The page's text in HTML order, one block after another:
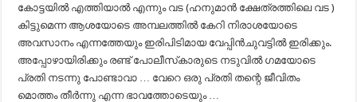
കോട്ടയിൽ എത്തിയാൽ എന്നും വട (ഹനുമാൻ ക്ഷേത്രത്തിലെ വട )
കിട്ടുമെന്ന ആശയോടെ അമ്പലത്തിൽ കേറി നിരാശയോടെ
അവസാനം എന്നത്തേയും ഇരിപിടിമായ വേപ്പിൻചുവട്ടിൽ ഇരിക്കും.
അപ്പോഴായിരിക്കും രണ്ട് പോലീസ്‌കാരുടെ നടുവിൽ ഗമയോടെ
പ്രതി നടന്നു പോണ്ടാവാ … വേറെ ഒരു പ്രതി തന്റെ ജീവിതം
മൊത്തം തീർന്നു എന്ന ഭാവത്തോടെയും …